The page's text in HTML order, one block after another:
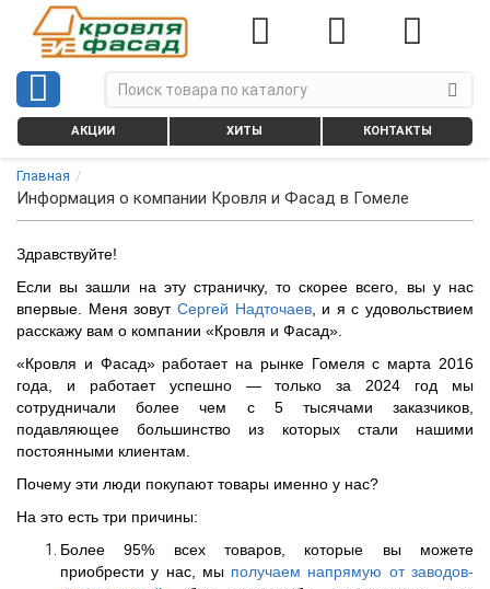
АКЦИИ ХИТЫ КОНТАКТЫ
Главная
Информация о компании Кровля и Фасад в Гомеле
Здравствуйте!
Если вы зашли на эту страничку, то скорее всего, вы у нас
впервые. Меня зовут Сергей Надточаев, и я с удовольствием
расскажу вам о компании «Кровля и Фасад»
«Кровля и Фасад» работает на рынке Гомеля с марта 2016
года, и работает успешно — только за 2024 год мы
сотрудничали более чем с 5 тысячами заказчиков,
подавляющее большинство из которых стали нашими
постоянными клиентам.
Почему эти люди покупают товары именно у нас?
На это есть три причины:
Более95% всех товаров , которые вы можете
приобрести у нас, мы получаем напрямую от заводов-